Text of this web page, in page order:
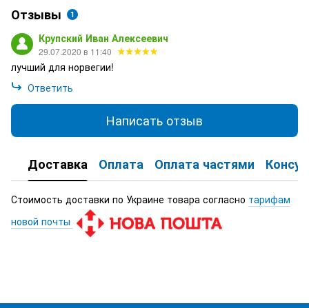
Отзывы 1
Крупский Иван Алексеевич
29.07.2020 в 11:40
лучший для норвегии!
Ответить
Написать отзыв
Доставка Оплата Оплата частями
Стоимость доставки по Украине товара согласно тарифам
новой почты